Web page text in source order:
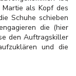
als Kopf des
Schuhe schieben
die (hier
den Auftragskiller
und die